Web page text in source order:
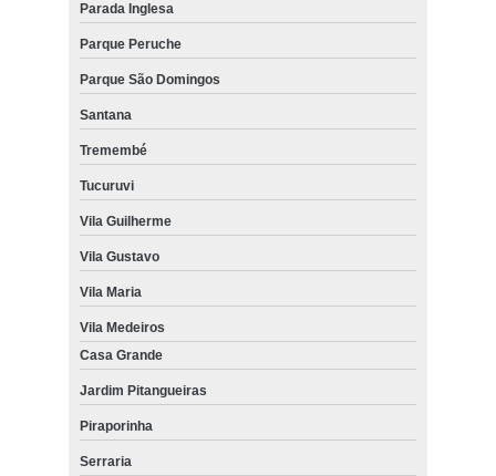
Parada Inglesa
Parque Peruche
Parque São Domingos
Santana
Tremembé
Tucuruvi
Vila Guilherme
Vila Gustavo
Vila Maria
Vila Medeiros
Casa Grande
Jardim Pitangueiras
Piraporinha
Serraria